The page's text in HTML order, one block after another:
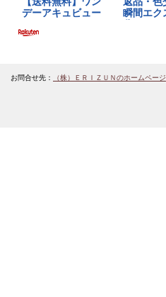
お問合せ先： （株）ＥＲＩＺＵＮのホームページ